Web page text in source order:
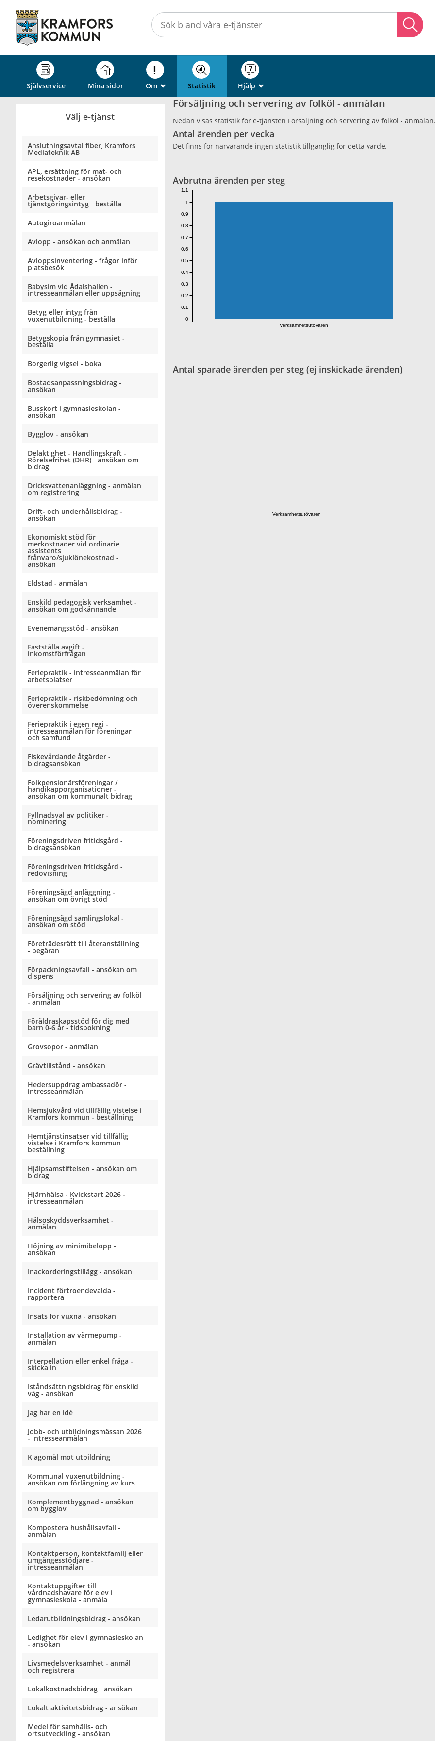
självservice
Kramfors
kommun
Självservice Mina sidor Om _ Statistik Hjälp _
Välj e-tjänst
Anslutningsavtal fiber, Kramfors
Mediateknik AB
APL, ersättning för mat- och
resekostnader - ansökan
Arbetsgivar- eller
tjänstgöringsintyg - beställa
Autogiroanmälan
Avlopp - ansökan och anmälan
Avloppsinventering - frågor inför
platsbesök
Babysim vid Ådalshallen -
intresseanmälan eller uppsägning
Betyg eller intyg från
vuxenutbildning - beställa
Betygskopia från gymnasiet -
beställa
Borgerlig vigsel - boka
Bostadsanpassningsbidrag -
ansökan
Busskort i gymnasieskolan -
ansökan
Bygglov - ansökan
Delaktighet - Handlingskraft -
Rörelsefrihet (DHR) - ansökan om
bidrag
Dricksvattenanläggning - anmälan
om registrering
Drift- och underhållsbidrag -
ansökan
Ekonomiskt stöd för
merkostnader vid ordinarie
assistents
frånvaro/sjuklönekostnad -
ansökan
Eldstad - anmälan
Enskild pedagogisk verksamhet -
ansökan om godkännande
Evenemangsstöd - ansökan
Fastställa avgift -
inkomstförfrågan
Feriepraktik - intresseanmälan för
arbetsplatser
Feriepraktik - riskbedömning och
överenskommelse
Feriepraktik i egen regi -
intresseanmälan för föreningar
och samfund
Fiskevårdande åtgärder -
bidragsansökan
Folkpensionärsföreningar /
handikapporganisationer -
ansökan om kommunalt bidrag
Fyllnadsval av politiker -
nominering
Föreningsdriven fritidsgård -
bidragsansökan
Föreningsdriven fritidsgård -
redovisning
Föreningsägd anläggning -
ansökan om övrigt stöd
Föreningsägd samlingslokal -
ansökan om stöd
Företrädesrätt till återanställning
- begäran
Förpackningsavfall - ansökan om
dispens
Försäljning och servering av folköl
- anmälan
Föräldraskapsstöd för dig med
barn 0-6 år - tidsbokning
Grovsopor - anmälan
Grävtillstånd - ansökan
Hedersuppdrag ambassadör -
intresseanmälan
Hemsjukvård vid tillfällig vistelse i
Kramfors kommun - beställning
Hemtjänstinsatser vid tillfällig
vistelse i Kramfors kommun -
beställning
Hjälpsamstiftelsen - ansökan om
bidrag
Hjärnhälsa - Kvickstart 2026 -
intresseanmälan
Hälsoskyddsverksamhet -
anmälan
Höjning av minimibelopp -
ansökan
Inackorderingstillägg - ansökan
Incident förtroendevalda -
rapportera
Insats för vuxna - ansökan
Installation av värmepump -
anmälan
Interpellation eller enkel fråga -
skicka in
Iståndsättningsbidrag för enskild
väg - ansökan
Jag har en idé
Jobb- och utbildningsmässan 2026
- intresseanmälan
Klagomål mot utbildning
Kommunal vuxenutbildning -
ansökan om förlängning av kurs
Komplementbyggnad - ansökan
om bygglov
Kompostera hushållsavfall -
anmälan
Kontaktperson, kontaktfamilj eller
umgängesstödjare -
intresseanmälan
Kontaktuppgifter till
vårdnadshavare för elev i
gymnasieskola - anmäla
Ledarutbildningsbidrag - ansökan
Ledighet för elev i gymnasieskolan
- ansökan
Livsmedelsverksamhet - anmäl
och registrera
Lokalkostnadsbidrag - ansökan
Lokalt aktivitetsbidrag - ansökan
Medel för samhälls- och
ortsutveckling - ansökan
Försäljning och servering av folköl - anmälan
Nedan visas statistik för e-tjänsten Försäljning och servering av folköl - anmälan.
Antal ärenden per vecka
Det finns för närvarande ingen statistik tillgänglig för detta värde.
Avbrutna ärenden per steg
Verksamhetsutövaren
0
0.1
0.2
0.3
0.4
0.5
0.6
0.7
0.8
0.9
1
1.1
Antal sparade ärenden per steg (ej inskickade ärenden)
Verksamhetsutövaren